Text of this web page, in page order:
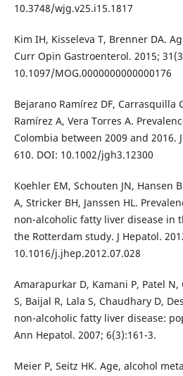
10.3748/wjg.v25.i15.1817
Kim IH, Kisseleva T, Brenner DA.
Curr Opin Gastroenterol. 2015;
10.1097/MOG.0000000000000176
Bejarano Ramírez DF, Carrasquilla
Ramírez A, Vera Torres A.
Colombia between 2009 and 2016.
610. DOI: 10.1002/jgh3.12300
Koehler EM, Schouten JN, Hansen
A, Stricker BH, Janssen HL.
non-alcoholic fatty liver disease in
the Rotterdam study. J Hepatol.
10.1016/j.jhep.2012.07.028
Amarapurkar D, Kamani P, Patel N,
S, Baijal R, Lala S, Chaudhary D,
non-alcoholic fatty liver disease:
Ann Hepatol. 2007; 6(3):161-3.
Meier P, Seitz HK. Age, alcohol